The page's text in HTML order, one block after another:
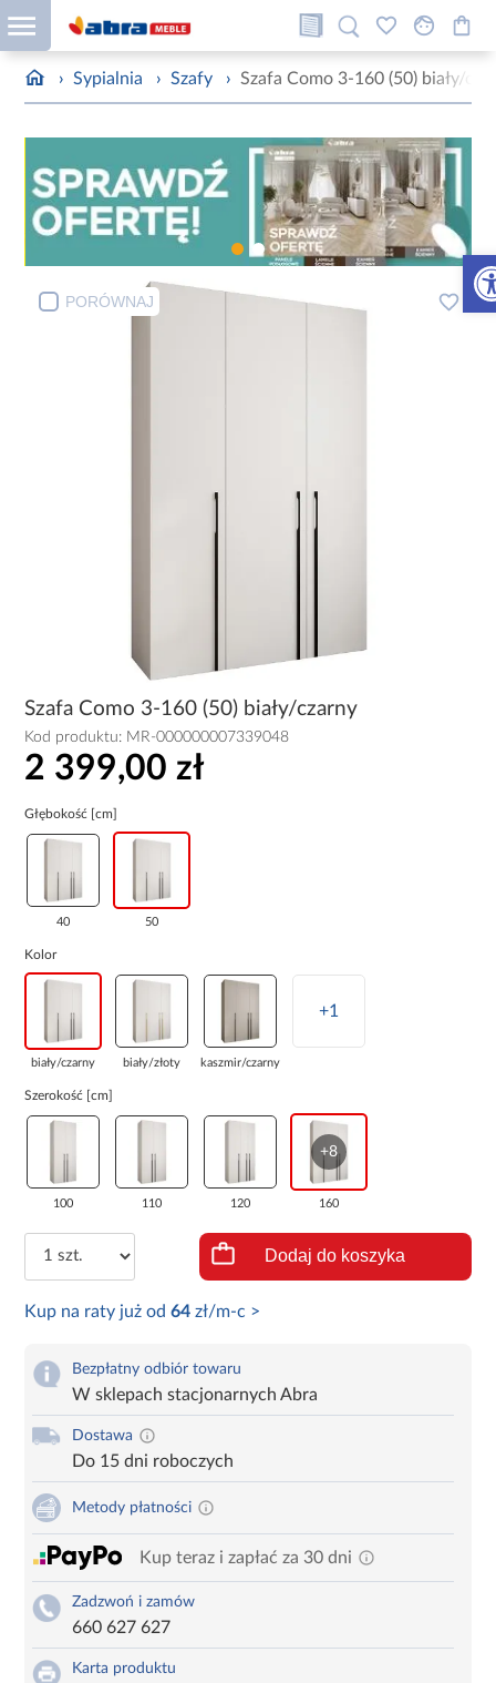
› Sypialnia › Szafy › Szafa Como 3-160 (50) biały/
PORÓWNAJ
Szafa Como 3-160 (50) biały/czarny
Kod produktu: MR-000000007339048
2 399,00 zł
Głębokość [cm]
40 50
Kolor
biały/czarny biały/złoty kaszmir/czarny
+1
Szerokość [cm]
100 110 120
+8
160
Dodaj do koszyka
Kup na raty już od64 zł/m-c >
Bezpłatny odbiór towaru
W sklepach stacjonarnych Abra
Dostawa
Do 15 dni roboczych
Metody płatności
Kup teraz i zapłać za 30 dni
Zadzwoń i zamów
660 627 627
Karta produktu